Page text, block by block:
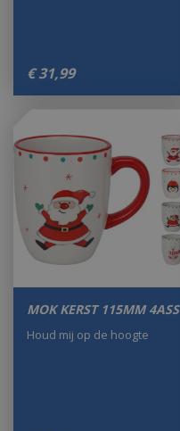
€ 31,99
MOK KERST 115MM 4ASS
Houd mij op de hoogte